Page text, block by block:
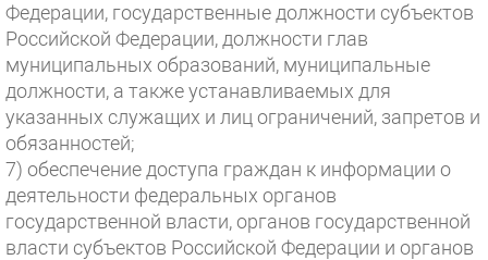
Федерации, государственные должности субъектов
Российской Федерации, должности глав
муниципальных образований, муниципальные
должности, а также устанавливаемых для
указанных служащих и лиц ограничений, запретов и
обязанностей;
7) обеспечение доступа граждан к информации о
деятельности федеральных органов
государственной власти, органов государственной
власти субъектов Российской Федерации и органов